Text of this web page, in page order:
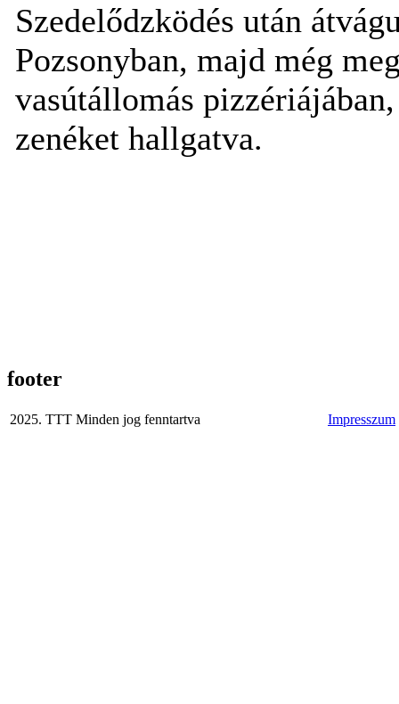
Szedelődzködés után
Pozsonyban, majd még
vasútállomás
zenéket hallgatva.
footer
2025. TTT Minden jog fenntartva Impresszum